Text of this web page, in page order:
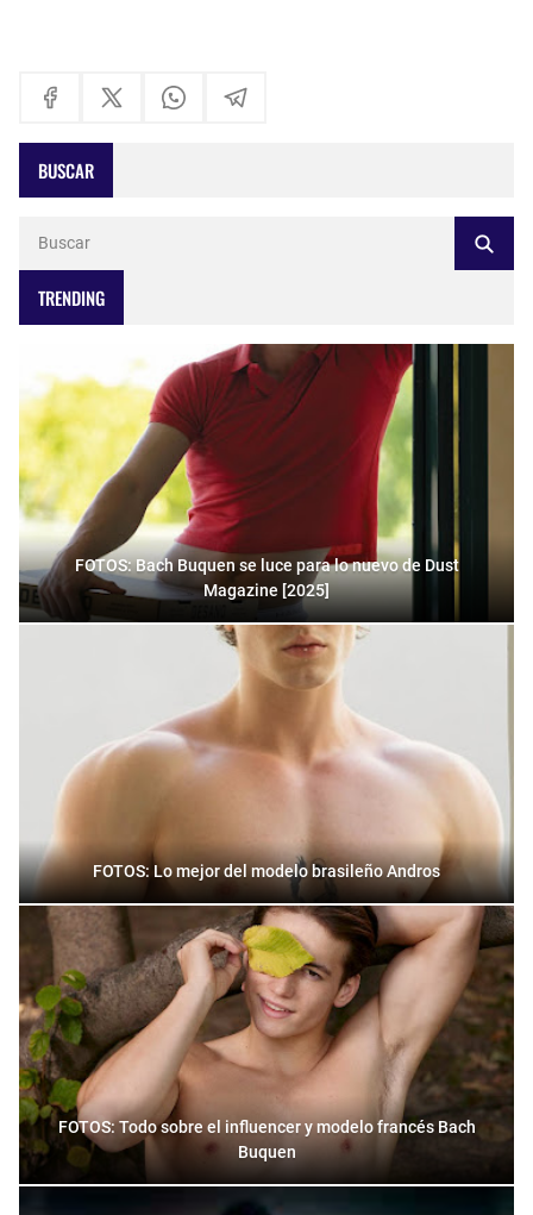
BUSCAR
TRENDING
FOTOS: Bach Buquen se luce para lo nuevo de Dust
Magazine [2025]
FOTOS: Lo mejor del modelo brasileño Andros
FOTOS: Todo sobre el influencer y modelo francés Bach
Buquen